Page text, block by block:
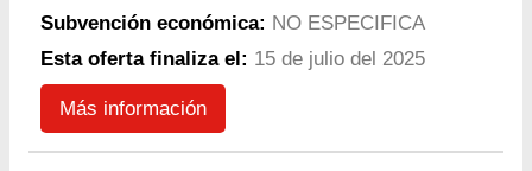
Subvención económica: NO ESPECIFICA
Esta oferta finaliza el: 15 de julio del 2025
Más información